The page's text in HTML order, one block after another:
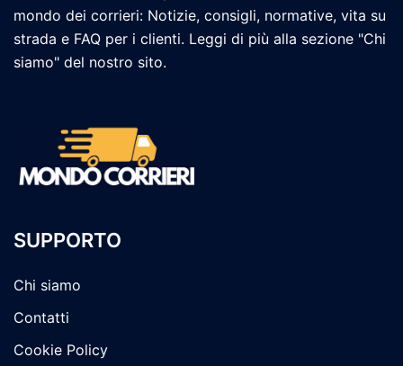
mondo dei corrieri: Notizie, consigli, normative, vita su
strada e FAQ per i clienti. Leggi di più alla sezione "Chi
siamo" del nostro sito.
SUPPORTO
Chi siamo
Contatti
Cookie Policy